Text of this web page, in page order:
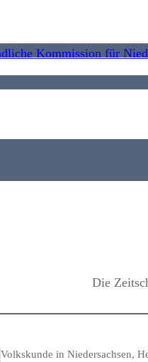
Die
Volkskunde in Niedersachsen,